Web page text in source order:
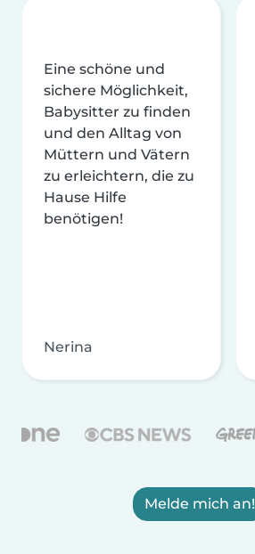
Eine schöne und
sichere Möglichkeit,
Babysitter zu finden
und den Alltag von
Müttern und Vätern
zu erleichtern, die zu
Hause Hilfe
benötigen!
Nerina
Melde mich an!